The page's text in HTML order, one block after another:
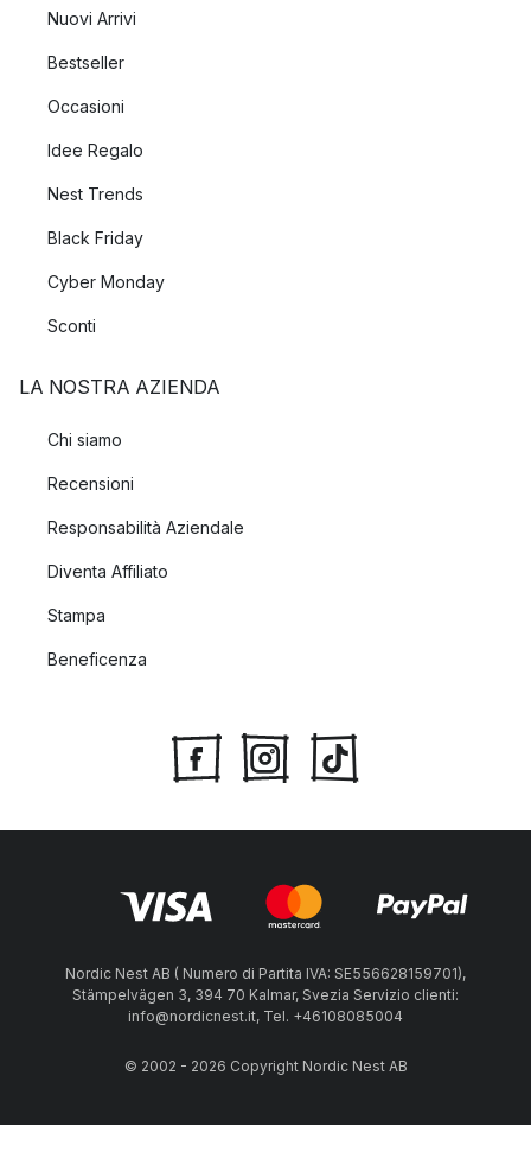
Nuovi Arrivi
Bestseller
Occasioni
Idee Regalo
Nest Trends
Black Friday
Cyber Monday
Sconti
LA NOSTRA AZIENDA
Chi siamo
Recensioni
Responsabilità Aziendale
Diventa Affiliato
Stampa
Beneficenza
Nordic Nest AB ( Numero di Partita IVA: SE556628159701),
Stämpelvägen 3, 394 70 Kalmar, Svezia Servizio clienti:
info@nordicnest.it, Tel. +46108085004
© 2002 - 2026 Copyright Nordic Nest AB